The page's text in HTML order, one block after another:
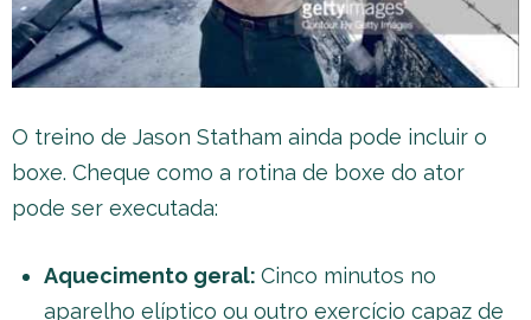
O treino de Jason Statham ainda pode incluir o
boxe. Cheque como a rotina de boxe do ator
pode ser executada:
Aquecimento geral: Cinco minutos no
aparelho elíptico ou outro exercício capaz de